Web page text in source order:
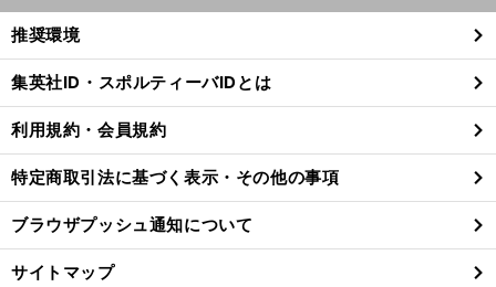
閉
る
推奨環境
集英社ID・スポルティーバIDとは
利用規約・会員規約
特定商取引法に基づく表示・その他の事項
ブラウザプッシュ通知について
サイトマップ